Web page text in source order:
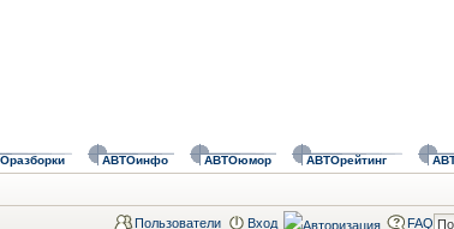
АВТОинфо АВТОюмор АВТОрейтинг
Пользователи Вход FAQ